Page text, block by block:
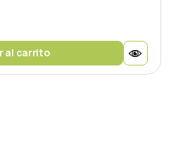
al carrito